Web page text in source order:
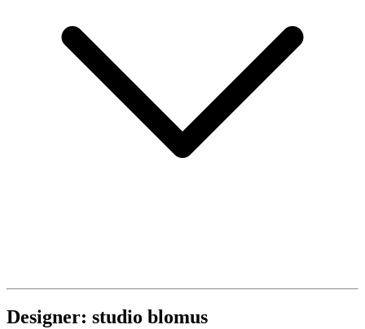
Designer: studio blomus